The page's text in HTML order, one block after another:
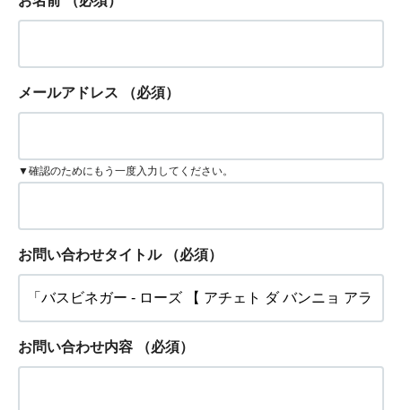
メールアドレス （必須）
▼確認のためにもう一度入力してください。
お問い合わせタイトル （必須）
お問い合わせ内容 （必須）